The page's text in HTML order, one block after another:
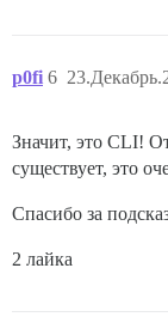
p0fi 6
Значит, это CLI!
существует, это
Спасибо за
2 лайка